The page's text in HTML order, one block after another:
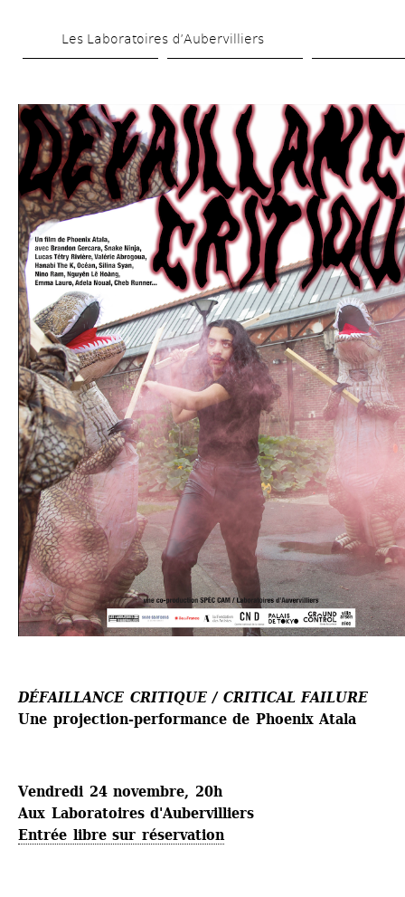
au
principal
Les Laboratoires d’Aubervilliers
DÉFAILLANCE CRITIQUE / CRITICAL FAILURE
Une projection-performance de Phoenix Atala
Vendredi 24 novembre, 20h
Aux Laboratoires d'Aubervilliers
Entrée libre sur réservation